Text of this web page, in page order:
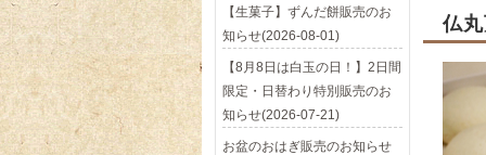
仏
【生菓子】ずんだ餅販売のお
知らせ(2026-08-01)
【8月8日は白玉の日！】2日間
限定・日替わり特別販売のお
知らせ(2026-07-21)
お盆のおはぎ販売のお知らせ